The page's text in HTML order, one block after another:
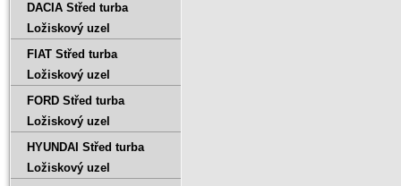
DACIA Střed turba
Ložiskový uzel
FIAT Střed turba
Ložiskový uzel
FORD Střed turba
Ložiskový uzel
HYUNDAI Střed turba
Ložiskový uzel